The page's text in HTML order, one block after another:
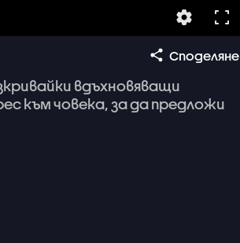
Споделяне
вдъхновяващи
къмчовека, задапредложи